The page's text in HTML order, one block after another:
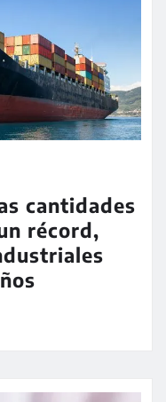
cantidades
récord,